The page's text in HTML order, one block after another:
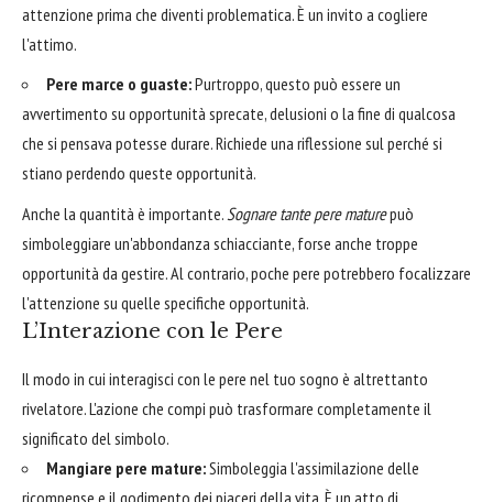
attenzione prima che diventi problematica. È un invito a cogliere
l'attimo.
Pere marce o guaste:Purtroppo, questo può essere un
avvertimento su opportunità sprecate, delusioni o la fine di qualcosa
che si pensava potesse durare. Richiede una riflessione sul perché si
stiano perdendo queste opportunità.
Anche la quantità è importante. Sognare tante pere maturepuò
simboleggiare un'abbondanza schiacciante, forse anche troppe
opportunità da gestire. Al contrario, poche pere potrebbero focalizzare
l'attenzione su quelle specifiche opportunità.
L’Interazione con le Pere
Il modo in cui interagisci con le pere nel tuo sogno è altrettanto
rivelatore. L'azione che compi può trasformare completamente il
significato del simbolo.
Mangiare pere mature:Simboleggia l'assimilazione delle
ricompense e il godimento dei piaceri della vita. È un atto di